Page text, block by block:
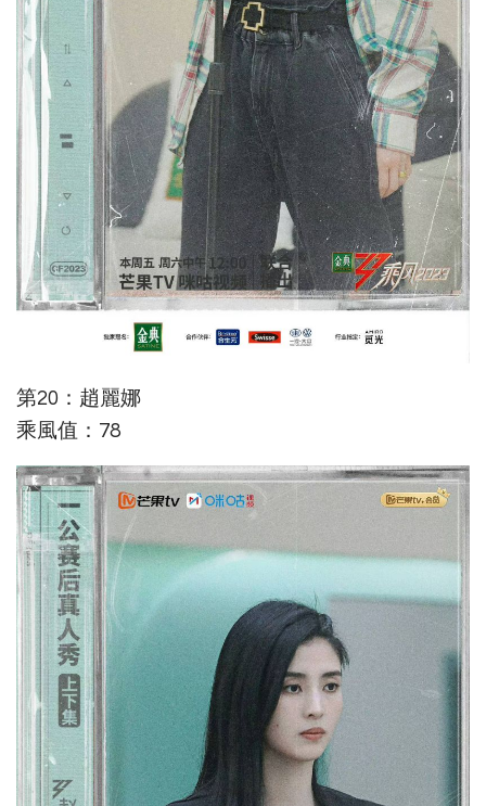
第20：趙麗娜
乘風值：78